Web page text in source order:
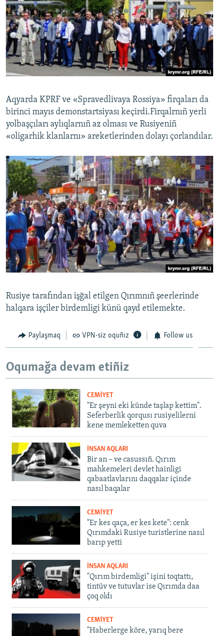
Aqyarda KPRF ve «Spravedlivaya Rossiya» firqaları da
birinci mayıs demonstartsiyası keçirdi.Firqalrnıñ yerli
yolbaşçıları aylıqlarnıñ az olması ve Rusiyeniñ
«oligarhik klanlarnı» areketlerinden dolayı çorlandılar.
Rusiye tarafından işğal etilgen Qırımnıñ şeerlerinde
halqara işçiler birdemligi künü qayd etilemekte.
Paylaşmaq VPN-siz oquñız Follow us
Oqumağa devam etiñiz
CEMİYET
"Er şeyni eki künde taşlap kettim".
Seferberlik qorqusı rusiyelilerni
kene memleketten quva
İNSAN AQLARI
Bir an – ve casussıñ. Qırım
mahkemeleri devlet hainligi
qabaatlavlarını daqqalar içinde
nasıl baqalar
CEMİYET
"Er kes qaça, er kes kete": cenk
Qırımdaki Rusiye turistlerine nasıl
barıp yetti
İNSAN AQLARI
"Qırım birdemligi" işini toqtattı,
tintüv ve tutuvlar ise Qırımda daa
çoq oldı
CEMİYET
"Haberlerge köre, yarıq bere